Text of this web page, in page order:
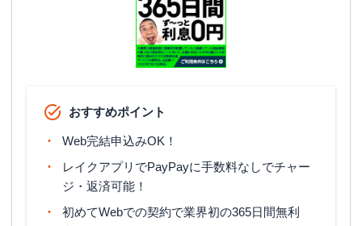
おすすめポイント
Web完結申込みOK！
レイクアプリでPayPayに手数料なしでチャー
ジ・返済可能！
初めてWebでの契約で業界初の365日間無利